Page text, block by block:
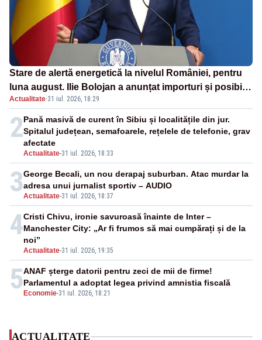
Stare de alertă energetică la nivelul României, pentru
luna august. Ilie Bolojan a anunțat importuri și posibile
restricții – VIDEO
Actualitate·31 iul. 2026, 18:29
2
Actualitate-31 iul. 2026, 18:33
Pană masivă de curent în Sibiu și localitățile din jur.
Spitalul județean, semafoarele, rețelele de telefonie, grav
afectate
3Actualitate-31 iul. 2026, 18:37
George Becali, un nou derapaj suburban. Atac murdar la
adresa unui jurnalist sportiv – AUDIO
4
Actualitate-31 iul. 2026, 19:35
Cristi Chivu, ironie savuroasă înainte de Inter –
Manchester City: „Ar fi frumos să mai cumpărați și de la
noi”
5 Economie-31 iul. 2026, 18:21
ANAF șterge datorii pentru zeci de mii de firme!
Parlamentul a adoptat legea privind amnistia fiscală
ACTUALITATE